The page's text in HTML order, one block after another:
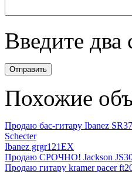
Введите два
Отправить
Похожие
Продаю бас-гитару Ibanez
Schecter
Ibanez grgr121EX
Продаю СРОЧНО! Jackson
Продаю гитару kramer pacer